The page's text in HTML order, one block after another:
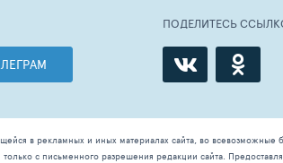
ПОДЕЛИТЕСЬ
в рекламных и иных материалах сайта, во всевозможные
с письменного разрешения редакции сайта.